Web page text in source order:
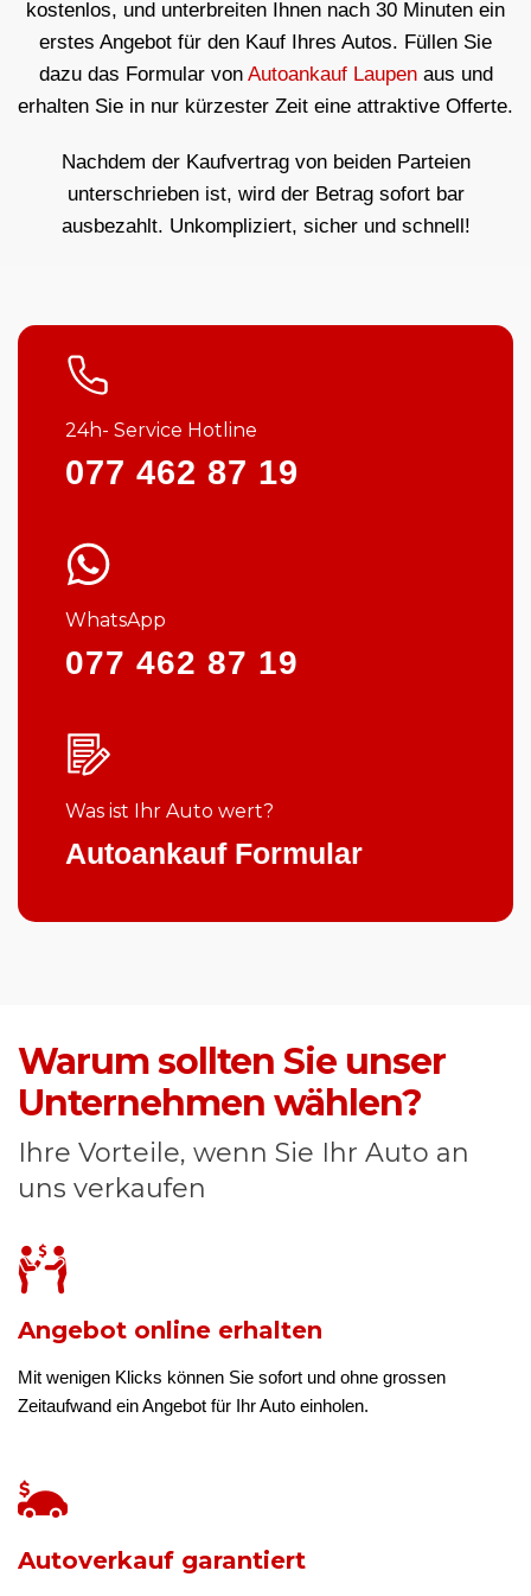
kostenlos, und unterbreiten Ihnen nach 30 Minuten ein
erstes Angebot für den Kauf Ihres Autos. Füllen Sie
dazu das Formular von Autoankauf Laupenaus und
erhalten Sie in nur kürzester Zeit eine attraktive Offerte.
Nachdem der Kaufvertrag von beiden Parteien
unterschrieben ist, wird der Betrag sofort bar
ausbezahlt. Unkompliziert, sicher und schnell!
24h- Service Hotline
077 462 87 19
WhatsApp
077 462 87 19
Was ist Ihr Auto wert?
Autoankauf Formular
Warum sollten Sie unser
Unternehmen wählen?
Ihre Vorteile, wenn Sie Ihr Auto an
uns verkaufen
Angebot online erhalten
Mit wenigen Klicks können Sie sofort und ohne grossen
Zeitaufwand ein Angebot für Ihr Auto einholen.
Autoverkauf garantiert